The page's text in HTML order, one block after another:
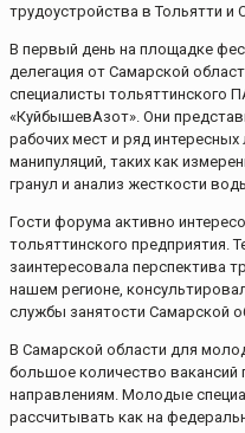
трудоустройства в Тольятти и
В первый день на площадке
делегация от Самарской
специалисты тольяттинского
«КуйбышевАзот». Они
рабочих мест и ряд
манипуляций, таких как
гранул и анализ жесткости
Гости форума активно
тольяттинского предприятия.
заинтересовала перспектива
нашем регионе,
службы занятости Самарской
В Самарской области для
большое количество вакансий
направлениям. Молодые
рассчитывать как на